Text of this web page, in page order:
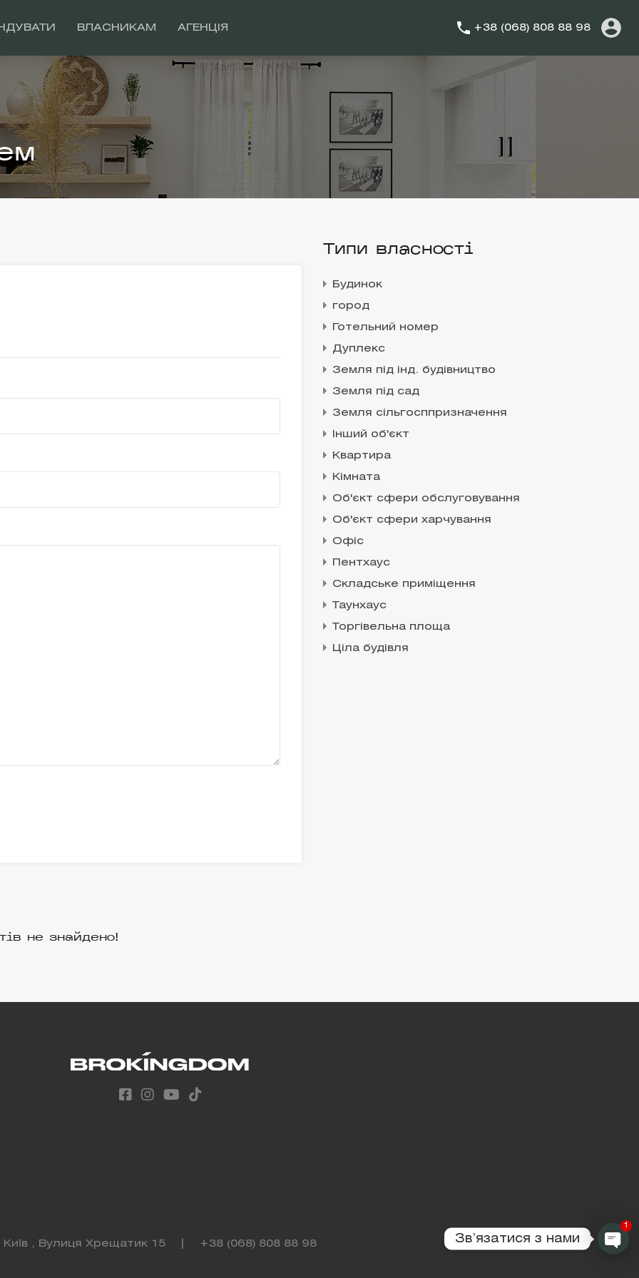
ВЛАСНИКАМ АГЕНЦІЯ +38 (068) 808 88 98
не знайдено!
Типи власності
Будинок
город
Готельний номер
Дуплекс
Земля під інд. будівництво
Земля під сад
Земля сільгосппризначення
Інший об'єкт
Квартира
Кімната
Об'єкт сфери обслуговування
Об'єкт сфери харчування
Офіс
Пентхаус
Складське приміщення
Таунхаус
Торгівельна площа
Ціла будівля
Київ , Вулиця Хрещатик 15 +38 (068) 808 88 98 Звʼязатися з нами
1